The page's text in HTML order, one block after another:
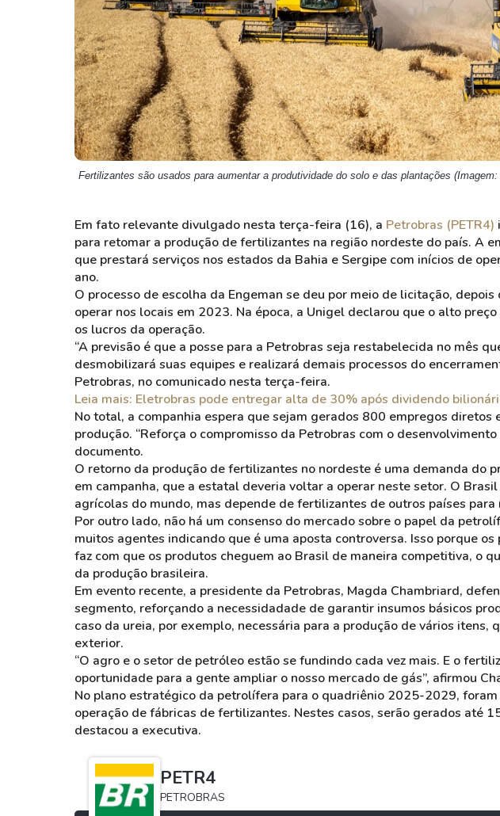
Fertilizantes são usados para aumentar a produtividade do solo e das plantações
Em fato relevante divulgado nesta terça-feira (16), a Petrobras (PETR4)
para retomar a produção de fertilizantes na região nordeste do país. A
que prestará serviços nos estados da Bahia e Sergipe com inícios de
ano.
O processo de escolha da Engeman se deu por meio de licitação,
operar nos locais em 2023. Na época, a Unigel declarou que o alto
os lucros da operação.
“A previsão é que a posse para a Petrobras seja restabelecida no mês
desmobilizará suas equipes e realizará demais processos do
Petrobras, no comunicado nesta terça-feira.
Leia mais: Eletrobras pode entregar alta de 30% após dividendo
No total, a companhia espera que sejam gerados 800 empregos diretos
produção. “Reforça o compromisso da Petrobras com o
documento.
O retorno da produção de fertilizantes no nordeste é uma demanda do
em campanha, que a estatal deveria voltar a operar neste setor. O
agrícolas do mundo, mas depende de fertilizantes de outros países
Por outro lado, não há um consenso do mercado sobre o papel da
muitos agentes indicando que é uma aposta controversa. Isso porque
faz com que os produtos cheguem ao Brasil de maneira competitiva, o
da produção brasileira.
Em evento recente, a presidente da Petrobras, Magda Chambriard,
segmento, reforçando a necessidadade de garantir insumos básicos
caso da ureia, por exemplo, necessária para a produção de vários itens,
exterior.
“O agro e o setor de petróleo estão se fundindo cada vez mais. E o
oportunidade para a gente ampliar o nosso mercado de gás”, afirmou
No plano estratégico da petrolífera para o quadriênio 2025-2029,
operação de fábricas de fertilizantes. Nestes casos, serão gerados até
destacou a executiva.
PETR4
PETROBRAS